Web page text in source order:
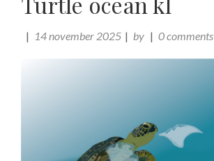
14 november 2025 by 0 comments